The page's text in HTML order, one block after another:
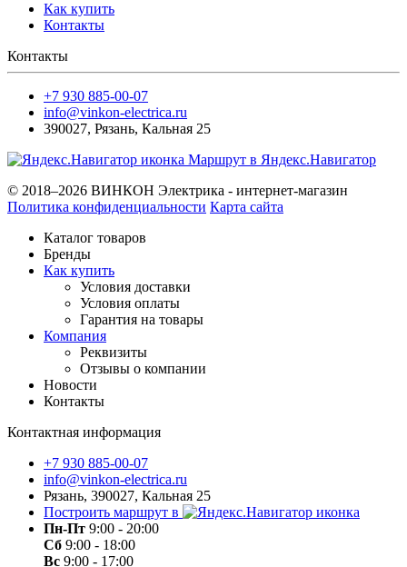
Как купить
Контакты
Контакты
+7 930 885-00-07
info@vinkon-electrica.ru
390027, Рязань, Кальная 25
Маршрут в Яндекс.Навигатор
© 2018–2026 ВИНКОН Электрика - интернет-магазин
Политика конфиденциальности Карта сайта
Каталог товаров
Бренды
Как купить
Условия доставки
Условия оплаты
Гарантия на товары
Компания
Реквизиты
Отзывы о компании
Новости
Контакты
Контактная информация
+7 930 885-00-07
info@vinkon-electrica.ru
Рязань, 390027, Кальная 25
Построить маршрут в
Пн-Пт 9:00 - 20:00
Сб 9:00 - 18:00
Вс 9:00 - 17:00